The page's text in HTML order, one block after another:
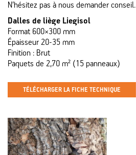
N’hésitez pas à nous demander conseil.
Dalles de liège Liegisol
Format 600×300 mm
Épaisseur 20-35 mm
Finition : Brut
Paquets de 2,70 m² (15 panneaux)
TÉLÉCHARGER LA FICHE TECHNIQUE